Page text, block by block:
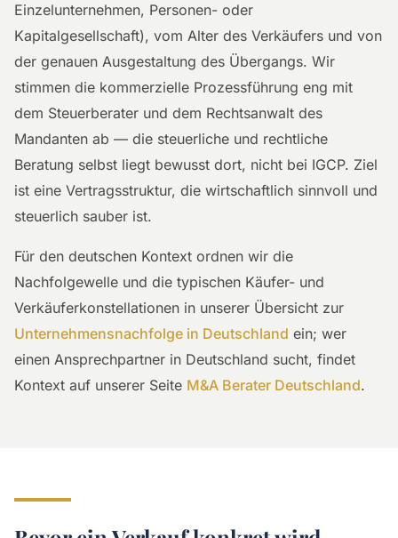
Einzelunternehmen, Personen- oder
Kapitalgesellschaft), vom Alter des Verkäufers und von
der genauen Ausgestaltung des Übergangs. Wir
stimmen die kommerzielle Prozessführung eng mit
dem Steuerberater und dem Rechtsanwalt des
Mandanten ab — die steuerliche und rechtliche
Beratung selbst liegt bewusst dort, nicht bei IGCP. Ziel
ist eine Vertragsstruktur, die wirtschaftlich sinnvoll und
steuerlich sauber ist.
Für den deutschen Kontext ordnen wir die
Nachfolgewelle und die typischen Käufer- und
Verkäuferkonstellationen in unserer Übersicht zur
Unternehmensnachfolge in Deutschland ein; wer
einen Ansprechpartner in Deutschland sucht, findet
Kontext auf unserer Seite M&A Berater Deutschland.